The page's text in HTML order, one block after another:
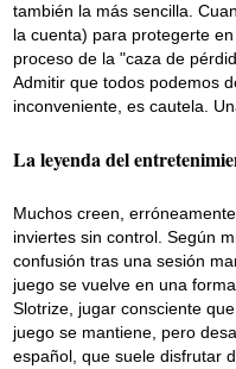
también la más sencilla.
la cuenta) para protegerte
proceso de la "caza de
Admitir que todos podemos
inconveniente, es cautela.
La leyenda del
Muchos creen,
inviertes sin control. Según
confusión tras una sesión
juego se vuelve en una
Slotrize, jugar consciente
juego se mantiene, pero
español, que suele disfrutar